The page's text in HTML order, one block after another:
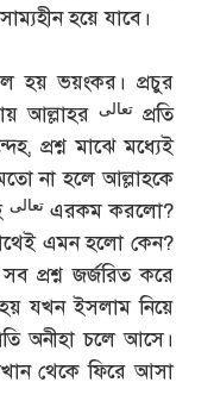
হয়ে যাবে।
হয় ভয়ংকর। প্রচুর
আল্লাহর تعالىপ্রতি
প্রশ্ন মাঝে মধ্যেই
না হলে আল্লাহকে
تعالىএরকম করলো?
এমন হলো কেন?
প্রশ্ন জর্জরিত করে
যখন ইসলাম নিয়ে
অনীহা চলে আসে।
থেকে ফিরে আসা